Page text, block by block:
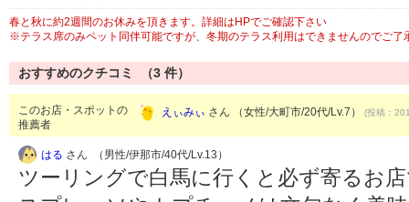
春と秋に約2週間のお休みを頂きます。詳細はHPでご確認下さい
※テラス席のみペット同伴可能ですが、冬期のテラス利用はできませんのでご了
おすすめのクチコミ （3 件）
このお店・スポットの
推薦者
えぃみぃ さん （女性/大町市/20代/Lv.7） (投稿：
はる さん （男性/伊那市/40代/Lv.13）
ツーリングで白馬に行くと必ず寄るお